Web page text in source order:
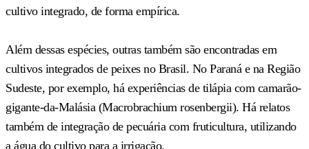
cultivo integrado, de forma empírica.
Além dessas espécies, outras também são encontradas em
cultivos integrados de peixes no Brasil. No Paraná e na Região
Sudeste, por exemplo, há experiências de tilápia com camarão-
gigante-da-Malásia (Macrobrachium rosenbergii). Há relatos
também de integração de pecuária com fruticultura, utilizando
a água do cultivo para a irrigação.